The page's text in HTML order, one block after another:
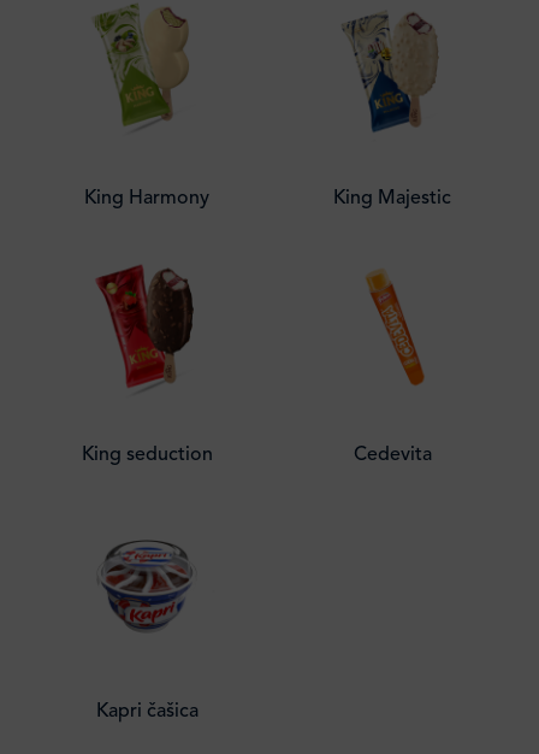
King Harmony King Majestic
King seduction Cedevita
Kapri čašica